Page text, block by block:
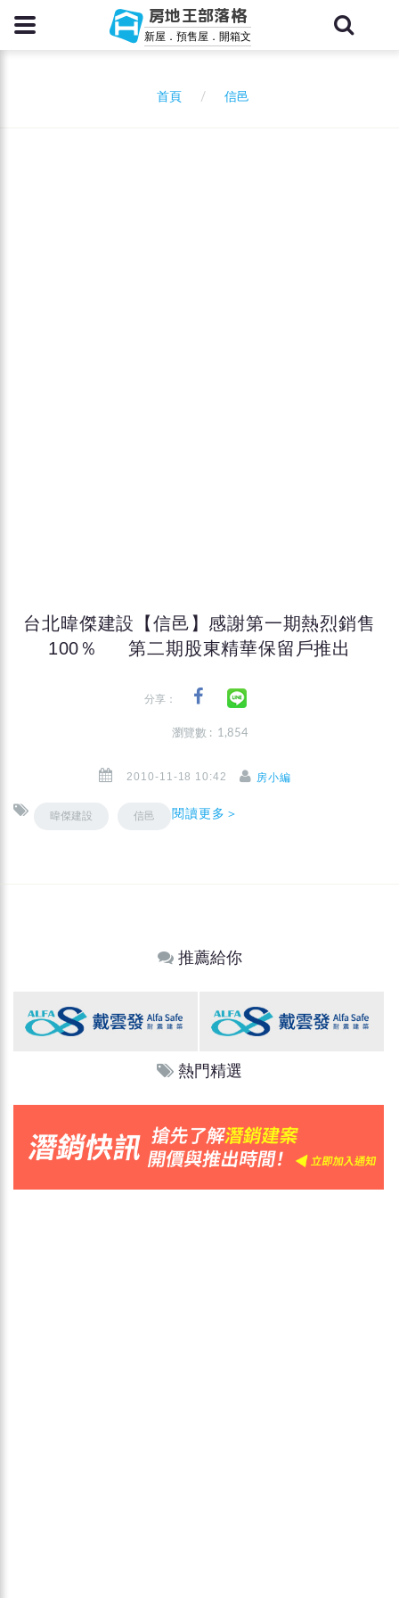
房地王部落格
新屋．預售屋．開箱文
首頁 信邑
台北暐傑建設【信邑】感謝第一期熱烈銷售
100％ 第二期股東精華保留戶推出
分享：
瀏覽數 : 1,854
2010-11-18 10:42 房小編
暐傑建設 信邑 閱讀更多＞
推薦給你
熱門精選